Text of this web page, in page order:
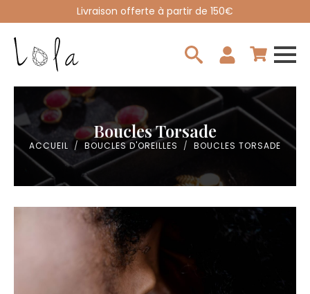
Livraison offerte à partir de 150€
Boucles Torsade
ACCUEIL BOUCLES D'OREILLES BOUCLES TORSADE